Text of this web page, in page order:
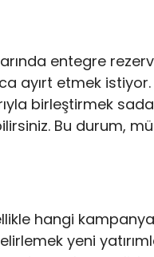
entegre
ayırt etmek
birleştirmek
Bu durum,
hangi
yeni